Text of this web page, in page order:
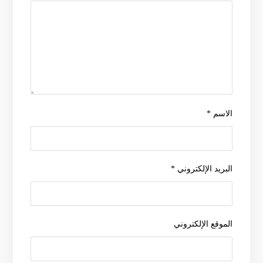
الاسم*
البريد الإلكتروني*
الموقع الإلكتروني